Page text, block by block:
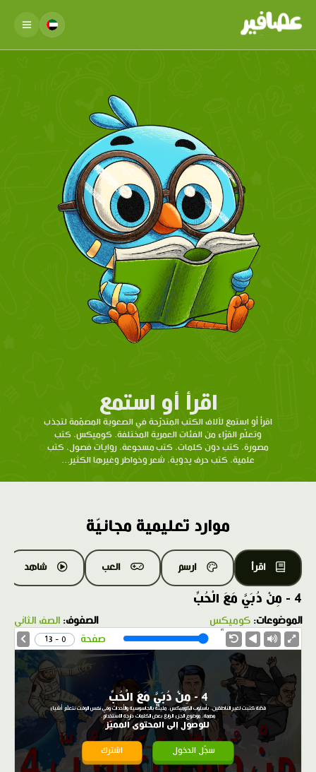
اقرأ أو استمع
اقرأ أو استمع لآلاف الكتب المتدرّحة في الصعوبة المصمّمة لتجذب
وتعلّم القرّاء من الفئات العمرية المختلفة. كوميكس، كتب
مصورة، كتب دون كلمات، كتب مسجوعة، روايات فصول، كتب
علمية، كتب حرف يدوية، شعر وخواطر وغيرها الكثير...
موارد تعليمية مجانيّة
اقرأ ارسم العب شاهد
4 - مِنْ دُبَيَّ مَعَ الْحُبِّ
الموضوعات: كوميكس الصفوف: الصف الثاني
صفحة 0 - 13
4 - مِنْ دُبَيَّ مَعَ الْحُبِّ
قصّة كتبت لغير الناطقين، بأسلوب الكوميكس، مليئة بالجاسوسية والأحداث وفي نفس الوقت نتعلّم أشياء
مهمة، موضوع الجزء الرابع بعض الكلمات دارجة الاستخدام.
للوصول إلى المحتوى المميّز
سجّل الدخول اشترك